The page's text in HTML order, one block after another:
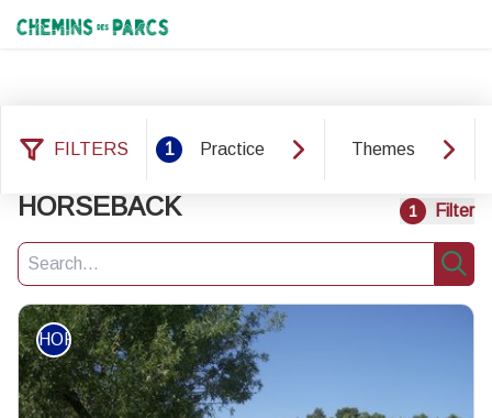
Chemins des Parcs
FILTERS 1 Practice Themes
2 results practice:
HORSEBACK
1 Filter
Search
HORSEBACK